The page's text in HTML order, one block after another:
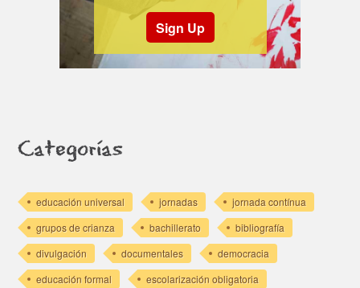
Sign Up
Categorías
educación universal jornadas
jornada contínua
grupos de crianza
bachillerato
bibliografía
divulgación
documentales
democracia
educación formal
escolarización obligatoria